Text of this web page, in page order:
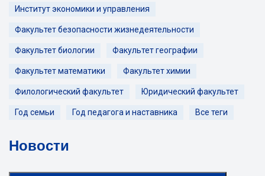
Институт экономики и управления
Факультет безопасности жизнедеятельности
Факультет биологии Факультет географии
Факультет математики Факультет химии
Филологический факультет Юридический факультет
Год семьи Год педагога и наставника Все теги
Новости